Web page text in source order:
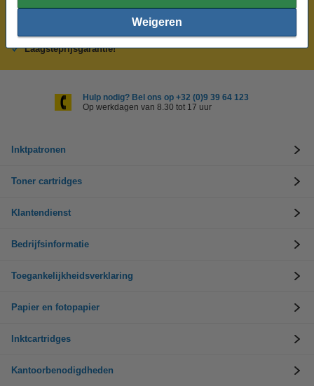
Weigeren
Meer dan 5 miljoen klanten!
Voor 22.00 uur besteld, morgen in huis!
Laagsteprijsgarantie!
Hulp nodig? Bel ons op +32 (0)9 39 64 123
Op werkdagen van 8.30 tot 17 uur
Inktpatronen
Toner cartridges
Klantendienst
Bedrijfsinformatie
Toegankelijkheidsverklaring
Papier en fotopapier
Inktcartridges
Kantoorbenodigdheden